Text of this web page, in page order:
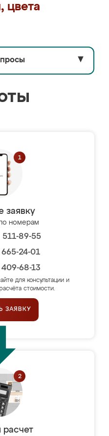
цвета
▼
заявку
номерам
89-55
24-01
68-13
для консультации и
стоимости.
ЗАЯВКУ
расчет